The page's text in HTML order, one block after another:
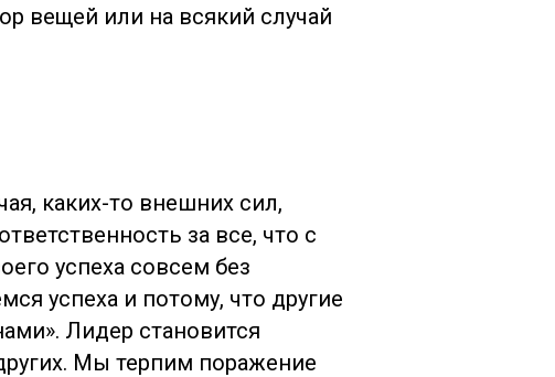
вещей или на всякий случай
каких-то внешних сил,
за все, что с
успеха совсем без
успеха и потому, что другие
Лидер становится
Мы терпим поражение